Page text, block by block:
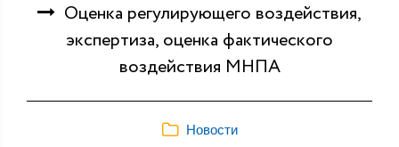
Оценка регулирующего воздействия,
экспертиза, оценка фактического
воздействия МНПА
Новости